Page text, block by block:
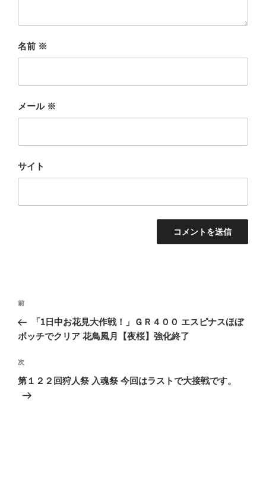
名前 ※
メール ※
サイト
投
ナ
ゲ
ー
シ
前
の
投
前
「1日中お花見大作戦！」ＧＲ４００ エスピナスほぼ
ボッチでクリア 花鳥風月【夜桜】強化終了
次
の
次
第１２２回狩人祭 入魂祭 今回はラストで大接戦です。